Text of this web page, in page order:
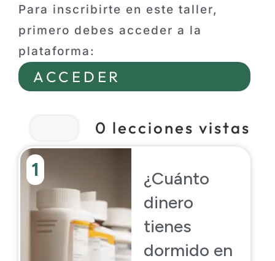
Para inscribirte en este taller,
primero debes acceder a la
plataforma:
ACCEDER
0 lecciones vistas
1
¿Cuánto
dinero
tienes
dormido en